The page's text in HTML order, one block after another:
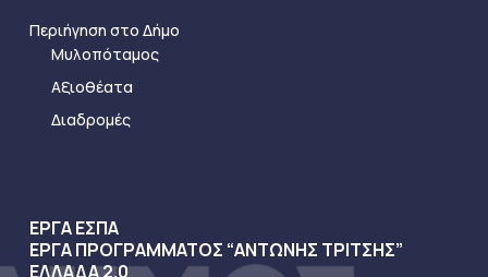
Περιήγηση στο Δήμο
Μυλοπόταμος
Αξιοθέατα
Διαδρομές
ΕΡΓΑ ΕΣΠΑ
ΕΡΓΑ ΠΡΟΓΡΑΜΜΑΤΟΣ “ΑΝΤΩΝΗΣ ΤΡΙΤΣΗΣ”
ΕΛΛΑΔΑ 2.0